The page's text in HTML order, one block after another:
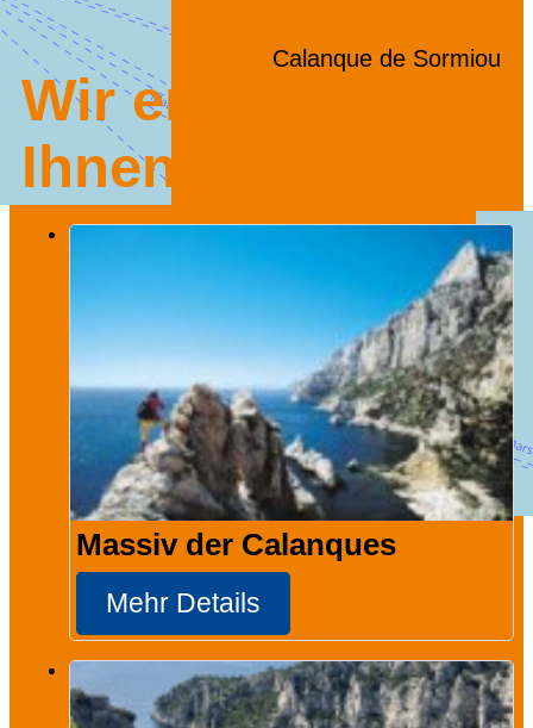
Calanque de Sormiou
Wir empfehlen
Ihnen ebenfalls
Massiv der Calanques
Mehr Details